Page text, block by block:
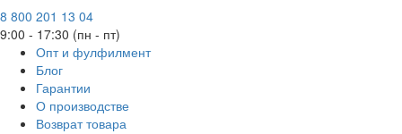
8 800 201 13 04
9:00 - 17:30 (пн - пт)
Опт и фулфилмент
Блог
Гарантии
О производстве
Возврат товара